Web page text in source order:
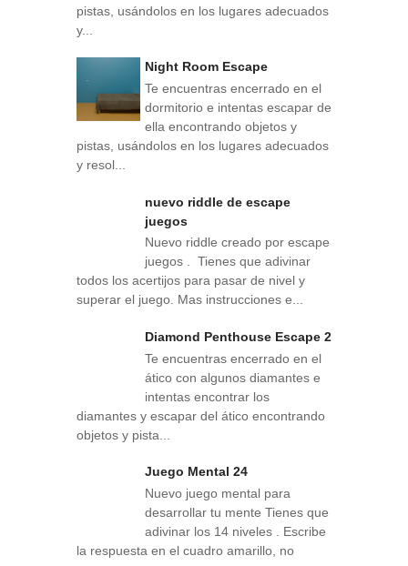
pistas, usándolos en los lugares adecuados
y...
Night Room Escape
Te encuentras encerrado en el
dormitorio e intentas escapar de
ella encontrando objetos y
pistas, usándolos en los lugares adecuados
y resol...
nuevo riddle de escape
juegos
Nuevo riddle creado por escape
juegos . Tienes que adivinar
todos los acertijos para pasar de nivel y
superar el juego. Mas instrucciones e...
Diamond Penthouse Escape 2
Te encuentras encerrado en el
ático con algunos diamantes e
intentas encontrar los
diamantes y escapar del ático encontrando
objetos y pista...
Juego Mental 24
Nuevo juego mental para
desarrollar tu mente Tienes que
adivinar los 14 niveles . Escribe
la respuesta en el cuadro amarillo, no